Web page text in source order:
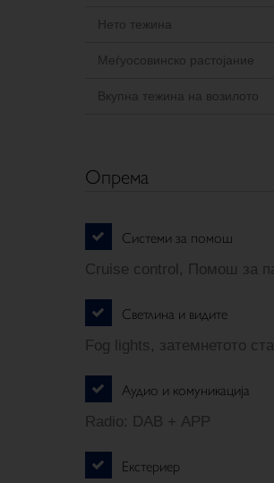
Нето тежина
Меѓуосовинско растојание
Вкупна тежина на возилото
Опрема
Системи за помош
Cruise control, Помош за
Светлина и видите
Fog lights, затемнетото
Аудио и комуникација
Radio: DAB + APP
Екстериер